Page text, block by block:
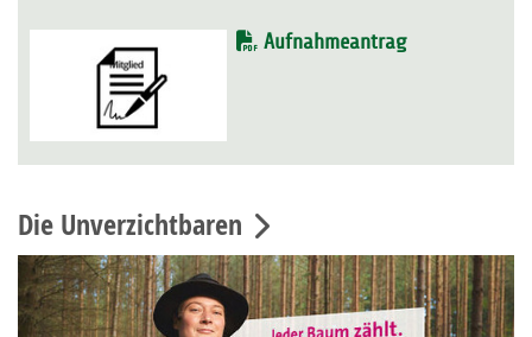
Aufnahmeantrag
Die Unverzichtbaren